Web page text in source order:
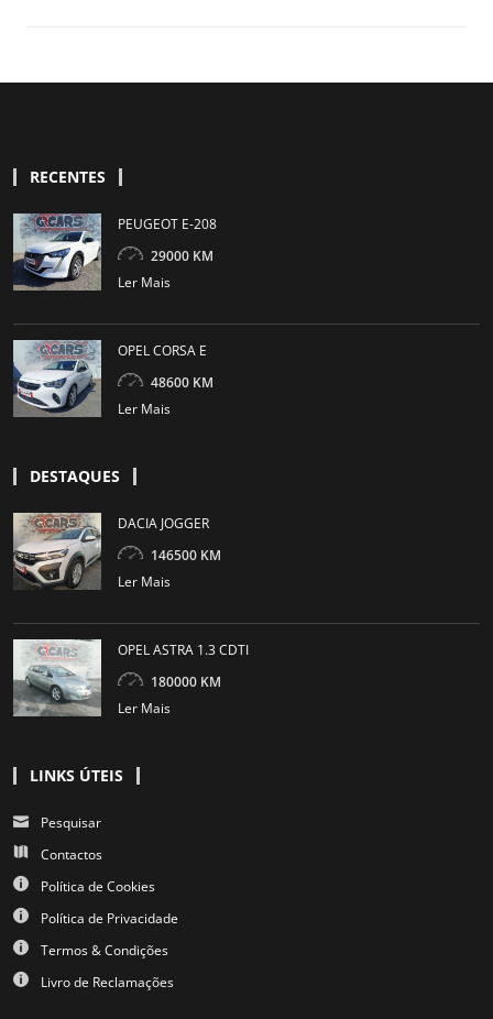
RECENTES
PEUGEOT E-208
29000 KM
Ler Mais
OPEL CORSA E
48600 KM
Ler Mais
DESTAQUES
DACIA JOGGER
146500 KM
Ler Mais
OPEL ASTRA 1.3 CDTI
180000 KM
Ler Mais
LINKS ÚTEIS
Pesquisar
Contactos
Política de Cookies
Política de Privacidade
Termos & Condições
Livro de Reclamações